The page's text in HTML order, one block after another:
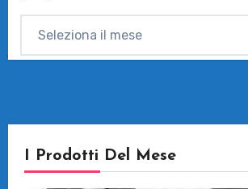
I Prodotti Del Mese